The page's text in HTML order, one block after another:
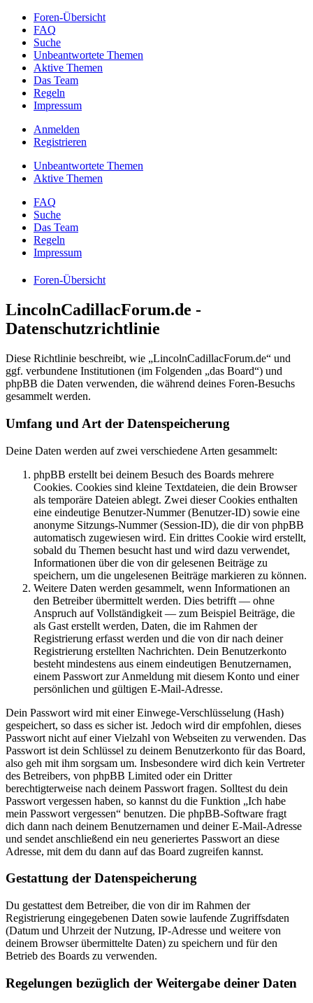
Foren-Übersicht
FAQ
Suche
Unbeantwortete Themen
Aktive Themen
Das Team
Regeln
Impressum
Anmelden
Registrieren
Unbeantwortete Themen
Aktive Themen
FAQ
Suche
Das Team
Regeln
Impressum
Foren-Übersicht
LincolnCadillacForum.de -
Datenschutzrichtlinie
Diese Richtlinie beschreibt, wie „LincolnCadillacForum.de“ und
ggf. verbundene Institutionen (im Folgenden „das Board“) und
phpBB die Daten verwenden, die während deines Foren-Besuchs
gesammelt werden.
Umfang und Art der Datenspeicherung
Deine Daten werden auf zwei verschiedene Arten gesammelt:
phpBB erstellt bei deinem Besuch des Boards mehrere
Cookies. Cookies sind kleine Textdateien, die dein Browser
als temporäre Dateien ablegt. Zwei dieser Cookies enthalten
eine eindeutige Benutzer-Nummer (Benutzer-ID) sowie eine
anonyme Sitzungs-Nummer (Session-ID), die dir von phpBB
automatisch zugewiesen wird. Ein drittes Cookie wird erstellt,
sobald du Themen besucht hast und wird dazu verwendet,
Informationen über die von dir gelesenen Beiträge zu
speichern, um die ungelesenen Beiträge markieren zu können.
Weitere Daten werden gesammelt, wenn Informationen an
den Betreiber übermittelt werden. Dies betrifft — ohne
Anspruch auf Vollständigkeit — zum Beispiel Beiträge, die
als Gast erstellt werden, Daten, die im Rahmen der
Registrierung erfasst werden und die von dir nach deiner
Registrierung erstellten Nachrichten. Dein Benutzerkonto
besteht mindestens aus einem eindeutigen Benutzernamen,
einem Passwort zur Anmeldung mit diesem Konto und einer
persönlichen und gültigen E-Mail-Adresse.
Dein Passwort wird mit einer Einwege-Verschlüsselung (Hash)
gespeichert, so dass es sicher ist. Jedoch wird dir empfohlen, dieses
Passwort nicht auf einer Vielzahl von Webseiten zu verwenden. Das
Passwort ist dein Schlüssel zu deinem Benutzerkonto für das Board,
also geh mit ihm sorgsam um. Insbesondere wird dich kein Vertreter
des Betreibers, von phpBB Limited oder ein Dritter
berechtigterweise nach deinem Passwort fragen. Solltest du dein
Passwort vergessen haben, so kannst du die Funktion „Ich habe
mein Passwort vergessen“ benutzen. Die phpBB-Software fragt
dich dann nach deinem Benutzernamen und deiner E-Mail-Adresse
und sendet anschließend ein neu generiertes Passwort an diese
Adresse, mit dem du dann auf das Board zugreifen kannst.
Gestattung der Datenspeicherung
Du gestattest dem Betreiber, die von dir im Rahmen der
Registrierung eingegebenen Daten sowie laufende Zugriffsdaten
(Datum und Uhrzeit der Nutzung, IP-Adresse und weitere von
deinem Browser übermittelte Daten) zu speichern und für den
Betrieb des Boards zu verwenden.
Regelungen bezüglich der Weitergabe deiner Daten